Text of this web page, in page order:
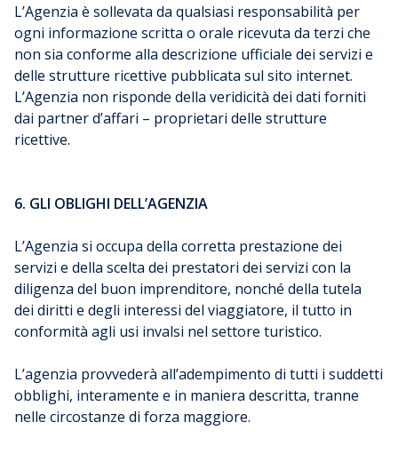
L’Agenzia è sollevata da qualsiasi responsabilità per
ogni informazione scritta o orale ricevuta da terzi che
non sia conforme alla descrizione ufficiale dei servizi e
delle strutture ricettive pubblicata sul sito internet.
L’Agenzia non risponde della veridicità dei dati forniti
dai partner d’affari – proprietari delle strutture
ricettive.
6. GLI OBLIGHI DELL’AGENZIA
L’Agenzia si occupa della corretta prestazione dei
servizi e della scelta dei prestatori dei servizi con la
diligenza del buon imprenditore, nonché della tutela
dei diritti e degli interessi del viaggiatore, il tutto in
conformità agli usi invalsi nel settore turistico.
L’agenzia provvederà all’adempimento di tutti i suddetti
obblighi, interamente e in maniera descritta, tranne
nelle circostanze di forza maggiore.